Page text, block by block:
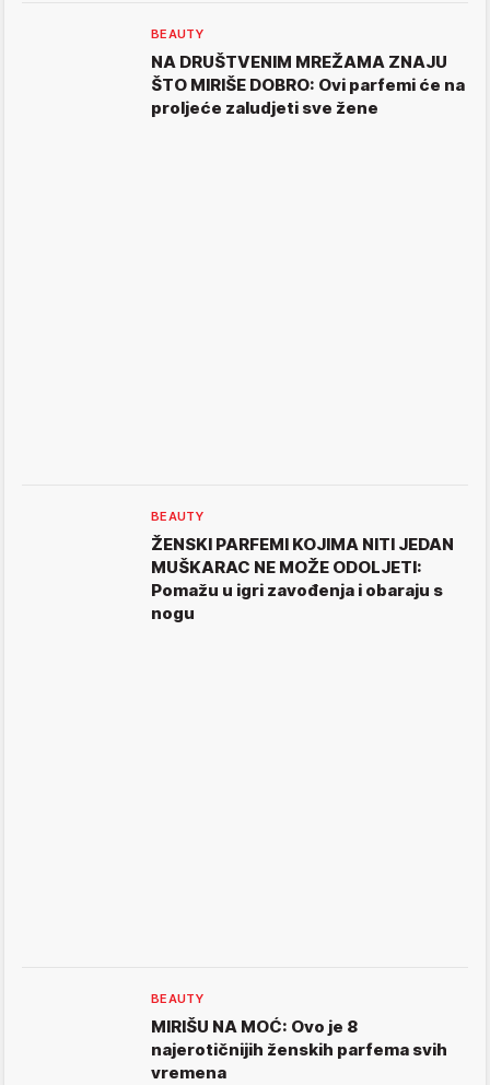
BEAUTY
NA DRUŠTVENIM MREŽAMA ZNAJU
ŠTO MIRIŠE DOBRO: Ovi parfemi će na
proljeće zaludjeti sve žene
BEAUTY
ŽENSKI PARFEMI KOJIMA NITI JEDAN
MUŠKARAC NE MOŽE ODOLJETI:
Pomažu u igri zavođenja i obaraju s
nogu
BEAUTY
MIRIŠU NA MOĆ: Ovo je 8
najerotičnijih ženskih parfema svih
vremena